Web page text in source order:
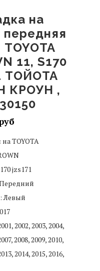
передняя
11, S170
ТОЙОТА
КРОУН ,
TOYOTA
jzs171
Левый
2002, 2003, 2004,
2008, 2009, 2010,
2014, 2015, 2016,